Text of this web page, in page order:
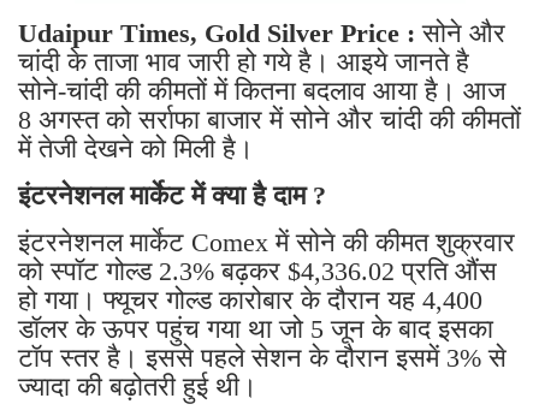
Udaipur Times, Gold Silver Price :सोने और
चांदी के ताजा भाव जारी हो गये है। आइये जानते है
सोने-चांदी की कीमतों में कितना बदलाव आया है। आज
8 अगस्त को सर्राफा बाजार में सोने और चांदी की कीमतों
में तेजी देखने को मिली है।
इंटरनेशनल मार्केट में क्या है दाम ?
इंटरनेशनल मार्केट Comex में सोने की कीमत शुक्रवार
को स्पॉट गोल्ड 2.3% बढ़कर $4,336.02 प्रति औंस
हो गया। फ्यूचर गोल्ड कारोबार के दौरान यह 4,400
डॉलर के ऊपर पहुंच गया था जो 5 जून के बाद इसका
टॉप स्तर है। इससे पहले सेशन के दौरान इसमें 3% से
ज्यादा की बढ़ोतरी हुई थी।